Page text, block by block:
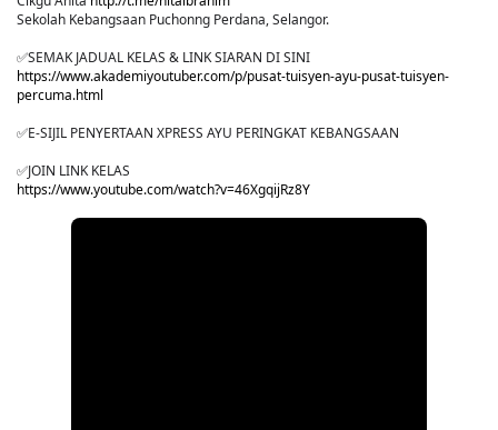
Sekolah Kebangsaan Puchonng Perdana, Selangor.
✅SEMAK JADUAL KELAS & LINK SIARAN DI SINI
https://www.akademiyoutuber.com/p/pusat-tuisyen-ayu-pusat-tuisyen-
percuma.html
✅E-SIJIL PENYERTAAN XPRESS AYU PERINGKAT KEBANGSAAN
✅JOIN LINK KELAS
https://www.youtube.com/watch?v=46XgqijRz8Y